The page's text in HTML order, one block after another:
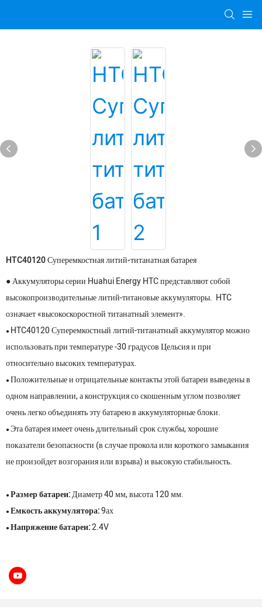
HTC40120 Суперемкостная литий-титанатная батарея
● Аккумуляторы серии Huahui Energy HTC представляют собой
высокопроизводительные литий-титановые аккумуляторы. HTC
означает «высокоскоростной титанатный элемент».
● HTC40120 Суперемкостный литий-титанатный аккумулятор можно
использовать при температуре -30 градусов Цельсия и при
относительно высоких температурах.
● Положительные и отрицательные контакты этой батареи выведены в
одном направлении, а конструкция со скошенным углом позволяет
очень легко объединять эту батарею в аккумуляторные блоки.
● Эта батарея имеет очень длительный срок службы, хорошие
показатели безопасности (в случае прокола или короткого замыкания
не произойдет возгорания или взрыва) и высокую стабильность.
● Размер батареи:Диаметр 40 мм, высота 120 мм.
● Емкость аккумулятора:9ах
● Напряжение батареи:2.4V